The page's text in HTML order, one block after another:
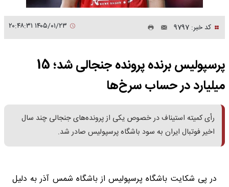
کد خبر: 9797
پرسپولیس برنده پرونده جنجالی شد؛ 15
میلیارد در حساب سرخ‌ها
رأی کمیته استیناف در خصوص یکی از پرونده‌های جنجالی چند سال
اخیر فوتبال ایران به سود باشگاه پرسپولیس صادر شد.
در پی شکایت باشگاه پرسپولیس از باشگاه شمس آذر به دلیل